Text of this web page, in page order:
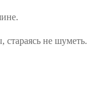
стараясь не⁨ шуметь.